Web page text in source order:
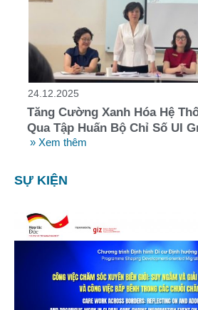
24.12.2025
Tăng Cường Xanh Hóa Hệ
Qua Tập Huấn Bộ Chỉ Số UI
» Xem thêm
SỰ KIỆN